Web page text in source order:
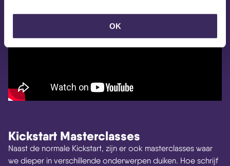
OK
Kickstart Masterclasses
Naast de normale Kickstart, zijn er ook masterclasses waar
we dieper in verschillende onderwerpen duiken. Hoe schrijf